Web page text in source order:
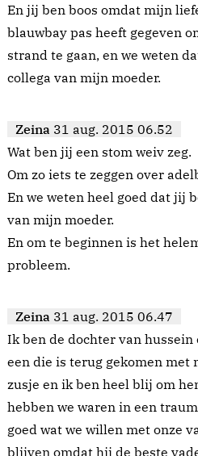
En jij ben boos omdat mijn
blauwbay pas heeft gegeven
strand te gaan, en we weten
collega van mijn moeder.
Zeina 31 aug. 2015 06.52
Wat ben jij een stom weiv zeg.
Om zo iets te zeggen over
En we weten heel goed dat jij
van mijn moeder.
En om te beginnen is het
probleem.
Zeina 31 aug. 2015 06.47
Ik ben de dochter van
een die is terug gekomen met
zusje en ik ben heel blij om
hebben we waren in een
goed wat we willen met onze
blijven omdat hij de beste